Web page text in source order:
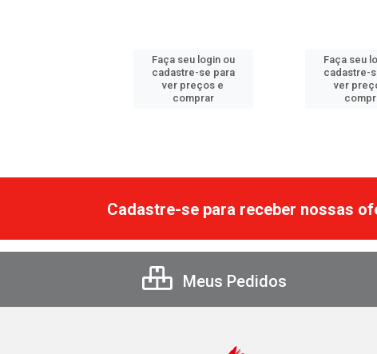
Faça seu login ou
cadastre-se para
ver preços e
comprar
Faça seu
cadastre-
ver
Cadastre-se para receber nossas
Meus Pedidos